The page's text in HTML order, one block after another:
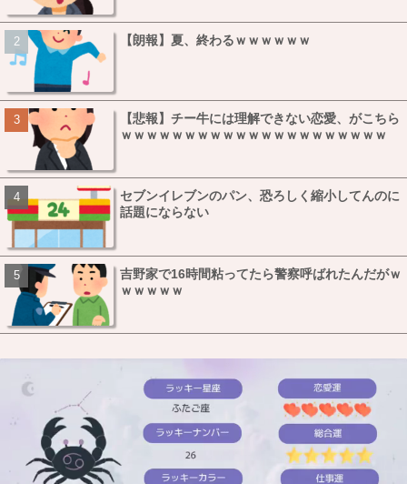
【朗報】夏、終わるｗｗｗｗｗｗ
【悲報】チー牛には理解できない恋愛、がこちら
ｗｗｗｗｗｗｗｗｗｗｗｗｗｗｗｗｗｗｗｗｗ
セブンイレブンのパン、恐ろしく縮小してんのに
話題にならない
吉野家で16時間粘ってたら警察呼ばれたんだがｗ
ｗｗｗｗｗ